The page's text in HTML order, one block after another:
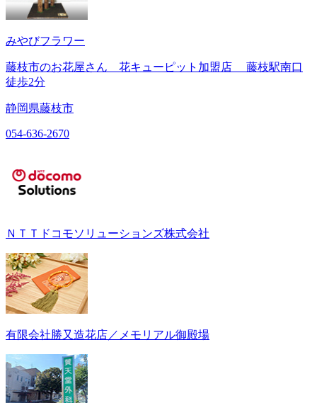
みやびフラワー
藤枝市のお花屋さん 花キューピット加盟店 藤枝駅南口
徒歩2分
静岡県藤枝市
054-636-2670
ＮＴＴドコモソリューションズ株式会社
有限会社勝又造花店／メモリアル御殿場